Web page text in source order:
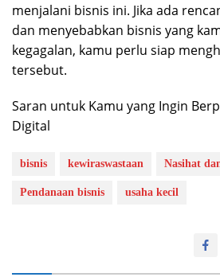
menjalani bisnis ini. Jika ada
dan menyebabkan bisnis yang
kegagalan, kamu perlu siap
tersebut.
Saran untuk Kamu yang Ingin
Digital
bisnis kewiraswastaan Nasihat
Pendanaan bisnis usaha kecil